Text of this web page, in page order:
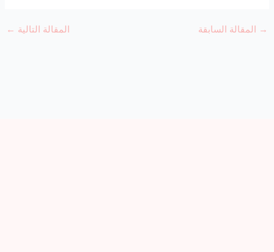
→ المقالة السابقة المقالة التالية ←